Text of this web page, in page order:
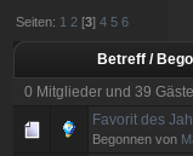
Seiten: 1 2 [3]4 5 6
Betreff /
0 Mitglieder und 39
Favorit des
Begonnen von